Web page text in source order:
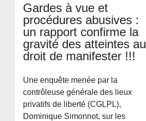
Gardes à vue et
procédures abusives :
un rapport confirme la
gravité des atteintes au
droit de manifester !!!
Une enquête menée par la
contrôleuse générale des lieux
privatifs de liberté (CGLPL),
Dominique Simonnot, sur les